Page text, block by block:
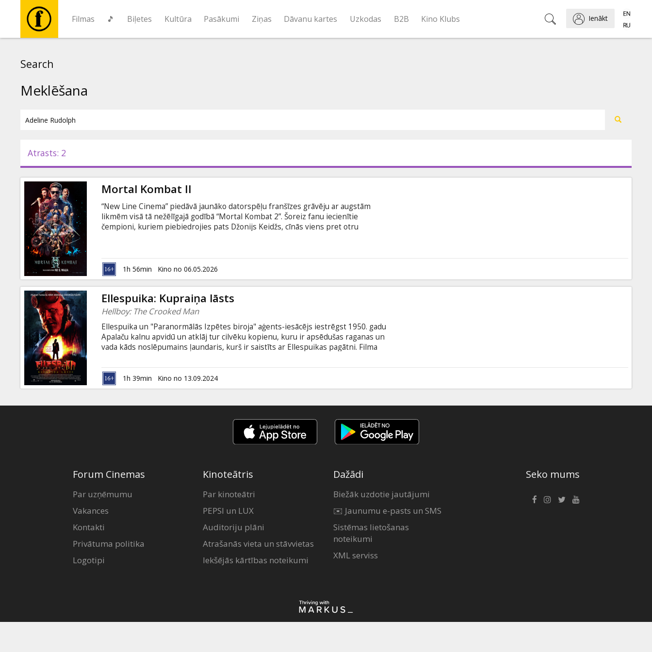
Filmas 🎵 Biļetes Kultūra Pasākumi Ziņas Dāvanu kartes Uzkodas B2B Kino Klubs Ienākt
Pasākumi
Ziņas
Dāvanu
kartes
Uzkodas
B2B
Kino
Klubs
Search
Meklēšana
Atrasts: 2
Mortal Kombat II
“New Line Cinema” piedāvā jaunāko datorspēļu franšīzes grāvēju ar augstām
likmēm visā tā nežēlīgajā godībā “Mortal Kombat 2”. Šoreiz fanu iecienītie
čempioni, kuriem piebiedrojies pats Džonijs Keidžs, cīnās viens pret otru
subtitriem latviešu un krievu valodā.
1h 56min Kino no 06.05.2026
Ellespuika: Kupraiņa lāsts
Hellboy: The Crooked Man
Ellespuika un "Paranormālās Izpētes biroja" aģents-iesācējs iestrēgst 1950. gadu
Apalaču kalnu apvidū un atklāj tur cilvēku kopienu, kuru ir apsēdušas raganas un
vada kāds noslēpumains ļaundaris, kurš ir saistīts ar Ellespuikas pagātni. Filma
1h 39min Kino no 13.09.2024
Forum Cinemas
Par uzņēmumu
Vakances
Kontakti
Privātuma politika
Logotipi
Kinoteātris
Par kinoteātri
PEPSI un LUX
Auditoriju plāni
Atrašanās vieta un stāvvietas
Iekšējās kārtības noteikumi
Dažādi
Biežāk uzdotie jautājumi
✉️ Jaunumu e-pasts un SMS
Sistēmas lietošanas
noteikumi
XML serviss
Seko mums